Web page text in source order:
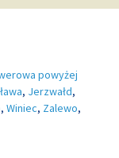
powyżej
, Jerzwałd,
, Winiec, Zalewo,